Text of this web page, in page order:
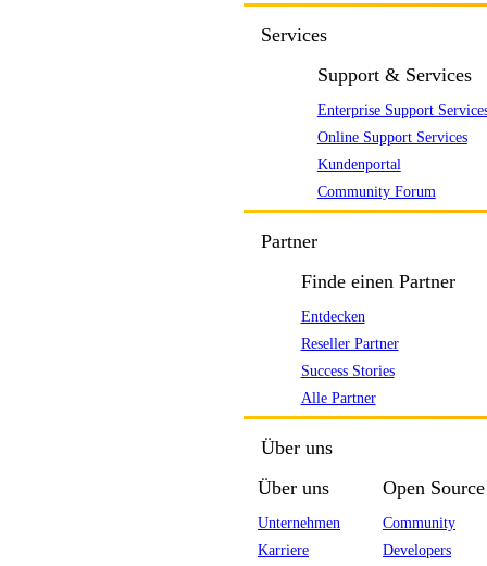
Services
Support & Services
Enterprise Support
Online Support Services
Kundenportal
Community Forum
Partner
Finde einen Partner
Entdecken
Reseller Partner
Success Stories
Alle Partner
Über uns
Über uns
Unternehmen
Karriere
Open Source
Community
Developers